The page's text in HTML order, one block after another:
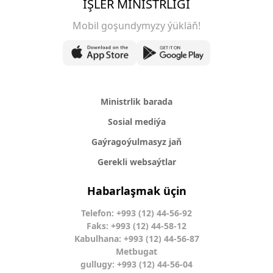
IŞLER MINISTRLIGI
Mobil goşundymyzy ýükläň!
Ministrlik barada
Sosial mediýa
Gaýragoýulmasyz jaň
Gerekli websaýtlar
Habarlaşmak üçin
Telefon: +993 (12) 44-56-92
Faks: +993 (12) 44-58-12
Kabulhana: +993 (12) 44-56-87
Metbugat
gullugy: +993 (12) 44-56-04